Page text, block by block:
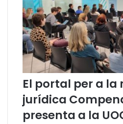
p
e
r
p
r
o
m
r
e
El portal per a la
jurídica
presenta a la